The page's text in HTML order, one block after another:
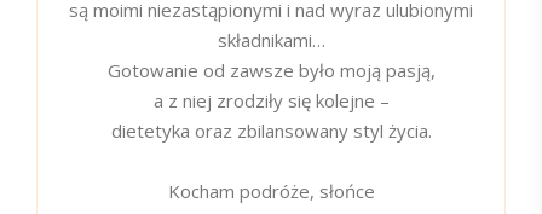
są moimi niezastąpionymi i nad wyraz ulubionymi
składnikami…
Gotowanie od zawsze było moją pasją,
a z niej zrodziły się kolejne –
dietetyka oraz zbilansowany styl życia.
Kocham podróże, słońce